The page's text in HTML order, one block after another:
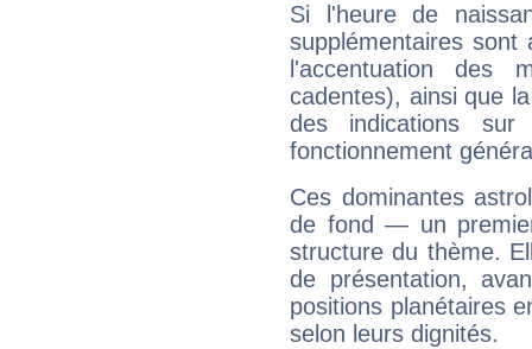
Si l'heure de
supplémentaires sont
l'accentuation des
cadentes), ainsi que
des indications sur
fonctionnement
Ces dominantes
de fond — un
structure du thème.
de présentation,
positions planétaires
selon leurs dignités.